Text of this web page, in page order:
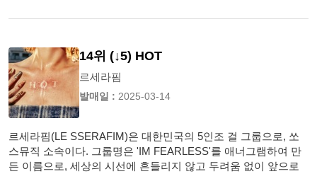
14위 (↓5) HOT
르세라핌
발매일 : 2025-03-14
르세라핌(LE SSERAFIM)은 대한민국의 5인조 걸 그룹으로, 쏘
스뮤직 소속이다. 그룹명은 'IM FEARLESS'를 애너그램하여 만
든 이름으로, 세상의 시선에 흔들리지 않고 두려움 없이 앞으로